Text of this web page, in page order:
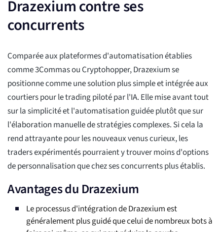
Drazexium contre ses
concurrents
Comparée aux plateformes d'automatisation établies
comme 3Commas ou Cryptohopper, Drazexium se
positionne comme une solution plus simple et intégrée aux
courtiers pour le trading piloté par l'IA. Elle mise avant tout
sur la simplicité et l'automatisation guidée plutôt que sur
l'élaboration manuelle de stratégies complexes. Si cela la
rend attrayante pour les nouveaux venus curieux, les
traders expérimentés pourraient y trouver moins d'options
de personnalisation que chez ses concurrents plus établis.
Avantages du Drazexium
Le processus d'intégration de Drazexium est
généralement plus guidé que celui de nombreux bots à